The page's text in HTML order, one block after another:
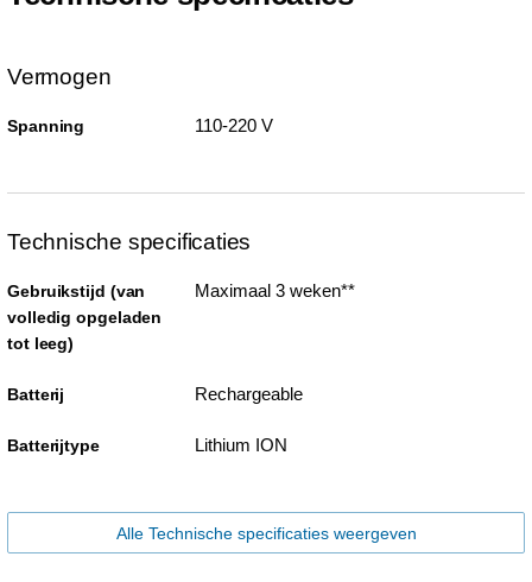
Vermogen
Spanning 110-220 V
Technische specificaties
Gebruikstijd (van
volledig opgeladen
tot leeg)
Maximaal 3 weken**
Batterij Rechargeable
Batterijtype Lithium ION
Alle Technische specificaties weergeven